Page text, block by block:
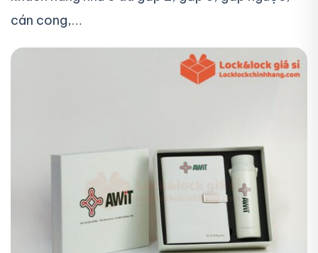
cán cong,…